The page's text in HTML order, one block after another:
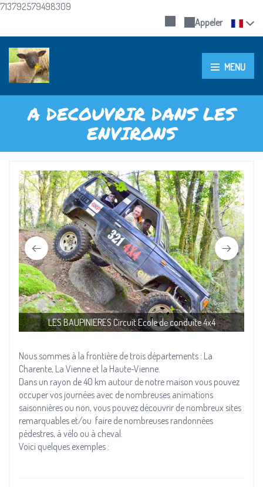
713792579498309
Appeler
MENU
A DECOUVRIR DANS LES
ENVIRONS
LES BAUPINIERES Circuit Ecole de conduite 4x4
Nous sommes à la frontière de trois départements : La
Charente, La Vienne et la Haute-Vienne.
Dans un rayon de 40 km autour de notre maison vous pouvez
occuper vos journées avec de nombreuses animations
saisonnières ou non, vous pouvez découvrir de nombreux sites
remarquables et/ou faire de nombreuses randonnées
pédestres, à vélo ou à cheval.
Voici quelques exemples :